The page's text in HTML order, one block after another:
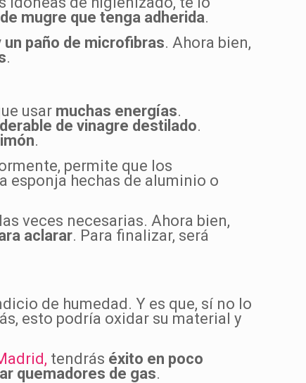
mugre que tenga adherida.
un paño de microfibras. Ahora bien,
.
usar muchas energías.
de vinagre destilado.
.
permite que los
esponja hechas de aluminio o
veces necesarias. Ahora bien,
aclarar. Para finalizar, será
de humedad. Y es que, sí no lo
esto podría oxidar su material y
tendrás éxito en poco
quemadores de gas.